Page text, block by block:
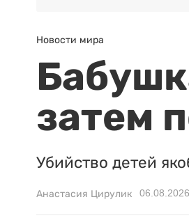
Новости мира
затем
Убийство детей
Анастасия Цирулик